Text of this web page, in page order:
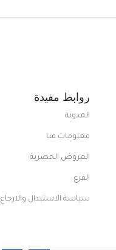
روابط مفيدة
المدونة
معلومات عنا
العروض الحصرية
الفرع
سياسة الاستبدال والارجاع